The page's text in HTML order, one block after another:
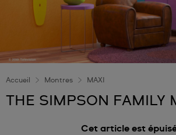
Accueil Montres MAXI
THE SIMPSON FAMILY
Cet article est